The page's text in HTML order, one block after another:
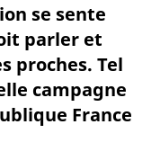
se sente
parler et
proches. Tel
campagne
France